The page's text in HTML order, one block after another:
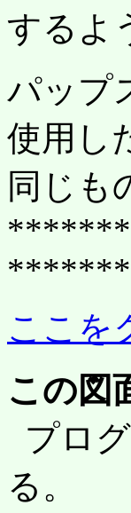
するよ
パップ
使用し
同じも
ここを
この図
プロ
る。